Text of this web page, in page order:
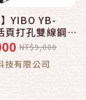
】YIBO YB-
頁打孔雙線鋼
圓孔(全新主
)
NT$9,000
技有限公司